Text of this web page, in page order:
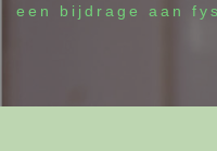
een bijdrage aan